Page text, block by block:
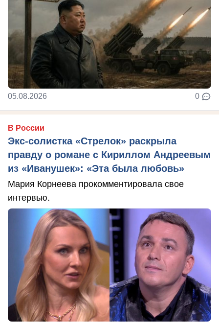
05.08.2026 0
В России
Экс-солистка «Стрелок» раскрыла
правду о романе с Кириллом Андреевым
из «Иванушек»: «Эта была любовь»
Мария Корнеева прокомментировала свое
интервью.